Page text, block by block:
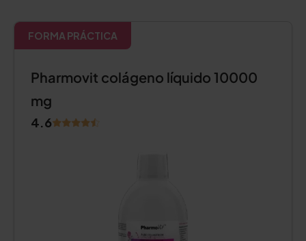
FORMA PRÁCTICA
Pharmovit colágeno líquido 10000
mg
4.6